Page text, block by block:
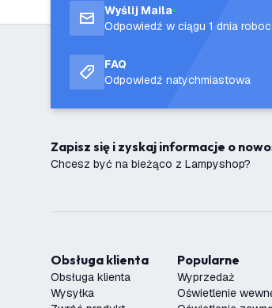
Wyślij Maila
Odpowiedź w ciągu 1 dnia
FAQ
Odpowiedź natychmiastowa
Zapisz się i zyskaj informacje o
Chcesz być na bieżąco z Lampyshop?
Obsługa klienta
Obsługa klienta
Wysyłka
Popularne
Wyprzedaż
Oświetlenie